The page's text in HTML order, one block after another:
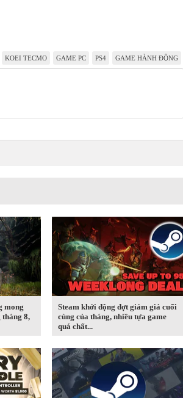
KOEI TECMO GAME PC PS4 GAME HÀNH ĐỘNG
mong
8,
Steam khởi động đợt giảm giá cuối
cùng của tháng, nhiều tựa game
quá chất...